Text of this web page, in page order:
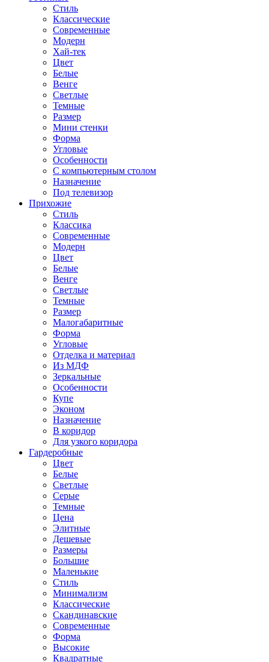
Стиль
Классические
Современные
Модерн
Хай-тек
Цвет
Белые
Венге
Светлые
Темные
Размер
Мини стенки
Форма
Угловые
Особенности
С компьютерным столом
Назначение
Под телевизор
Прихожие
Стиль
Классика
Современные
Модерн
Цвет
Белые
Венге
Светлые
Темные
Размер
Малогабаритные
Форма
Угловые
Отделка и материал
Из МДФ
Зеркальные
Особенности
Купе
Эконом
Назначение
В коридор
Для узкого коридора
Гардеробные
Цвет
Белые
Светлые
Серые
Темные
Цена
Элитные
Дешевые
Размеры
Большие
Маленькие
Стиль
Минимализм
Классические
Скандинавские
Современные
Форма
Высокие
Квадратные